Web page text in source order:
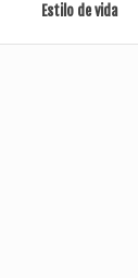
Estilo de vida